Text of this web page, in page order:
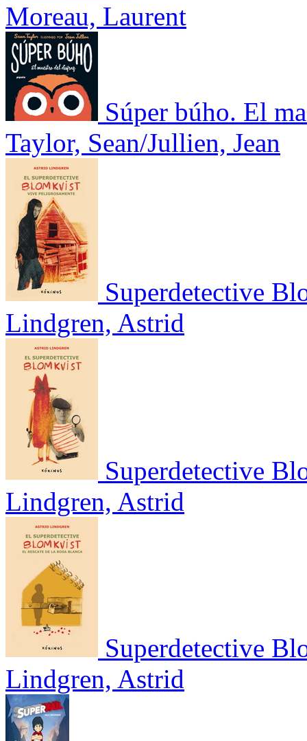
Moreau, Laurent
Súper búho. El
Taylor, Sean/Jullien, Jean
Superdetective
Lindgren, Astrid
Superdetective
Lindgren, Astrid
Superdetective
Lindgren, Astrid